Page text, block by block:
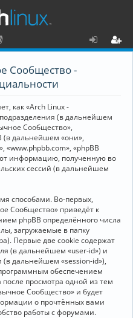
Сообщество -
как «Arch Linux -
(в дальнейшем
Сообщество»,
(в дальнейшем «они»,
«www.phpbb.com», «phpBB
информацию, полученную во
сессий (в дальнейшем
способами. Во-первых,
Сообщество» приведёт к
phpBB определённого числа
загружаемые в папку
Первые две cookie содержат
(в дальнейшем «user-id») и
дальнейшем «session-id»),
обеспечением
после просмотра одной из тем
Сообщество» и будет
о прочтённых вами
работы с форумами.